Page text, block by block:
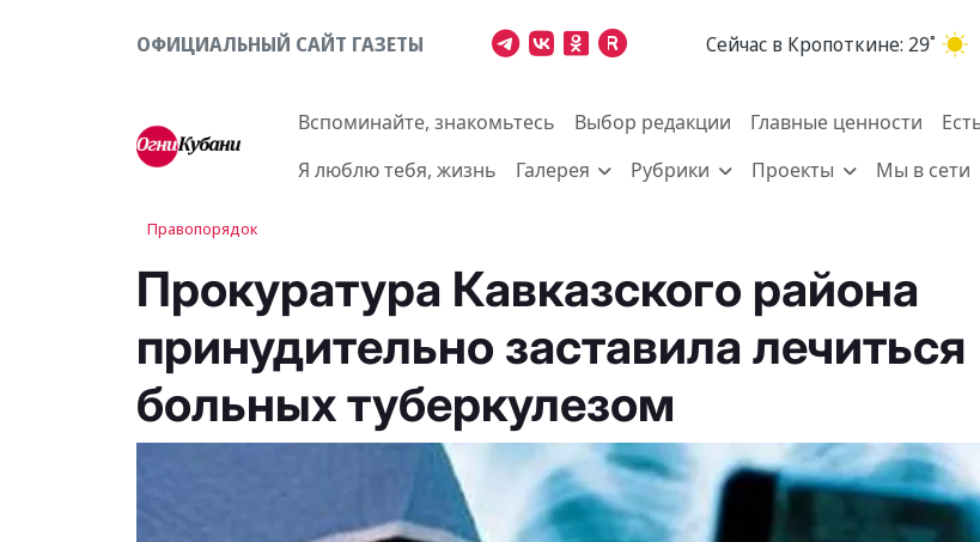
ОФИЦИАЛЬНЫЙ САЙТ ГАЗЕТЫ Cейчас в Кропоткине: 29˚
Вспоминайте, знакомьтесь Выбор редакции Главные ценности
Я люблю тебя, жизнь
Галерея Рубрики Проекты Мы в сети
Правопорядок
Прокуратура Кавказского района
принудительно заставила лечиться
больных туберкулезом